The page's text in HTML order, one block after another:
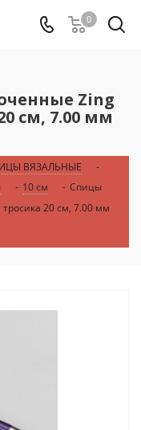
0
Zing
см, 7.00 мм
ВЯЗАЛЬНЫЕ
-
- 10 см - Спицы
20 см, 7.00 мм